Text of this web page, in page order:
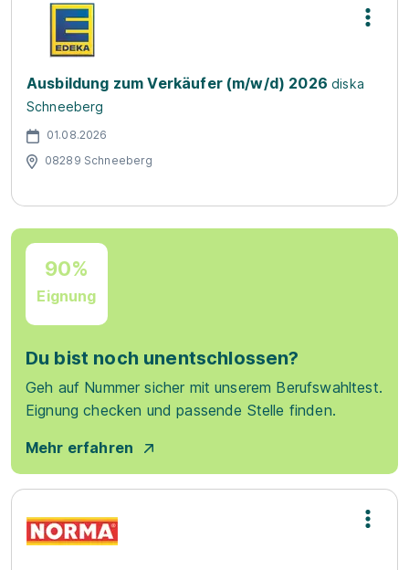
Ausbildung zum Verkäufer (m/w/d) 2026 diska
Schneeberg
01.08.2026
08289 Schneeberg
90%
Eignung
Du bist noch unentschlossen?
Geh auf Nummer sicher mit unserem Berufswahltest.
Eignung checken und passende Stelle finden.
Mehr erfahren